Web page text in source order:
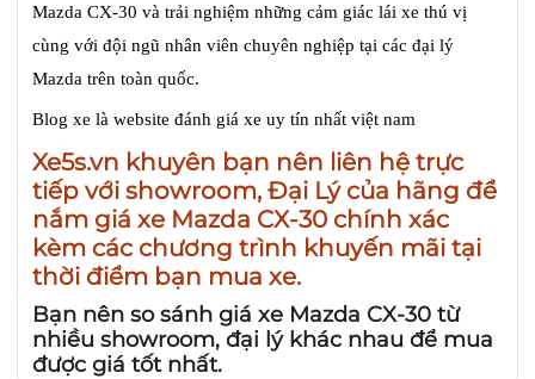
Mazda CX-30 và trải nghiệm những cảm giác lái xe thú vị
cùng với đội ngũ nhân viên chuyên nghiệp tại các đại lý
Mazda trên toàn quốc.
Blog xe là website đánh giá xe uy tín nhất việt nam
Xe5s.vn khuyên bạn nên liên hệ trực
tiếp với showroom, Đại Lý của hãng để
nắm giá xe Mazda CX-30 chính xác
kèm các chương trình khuyến mãi tại
thời điểm bạn mua xe.
Bạn nên so sánh giá xe Mazda CX-30 từ
nhiều showroom, đại lý khác nhau để mua
được giá tốt nhất.